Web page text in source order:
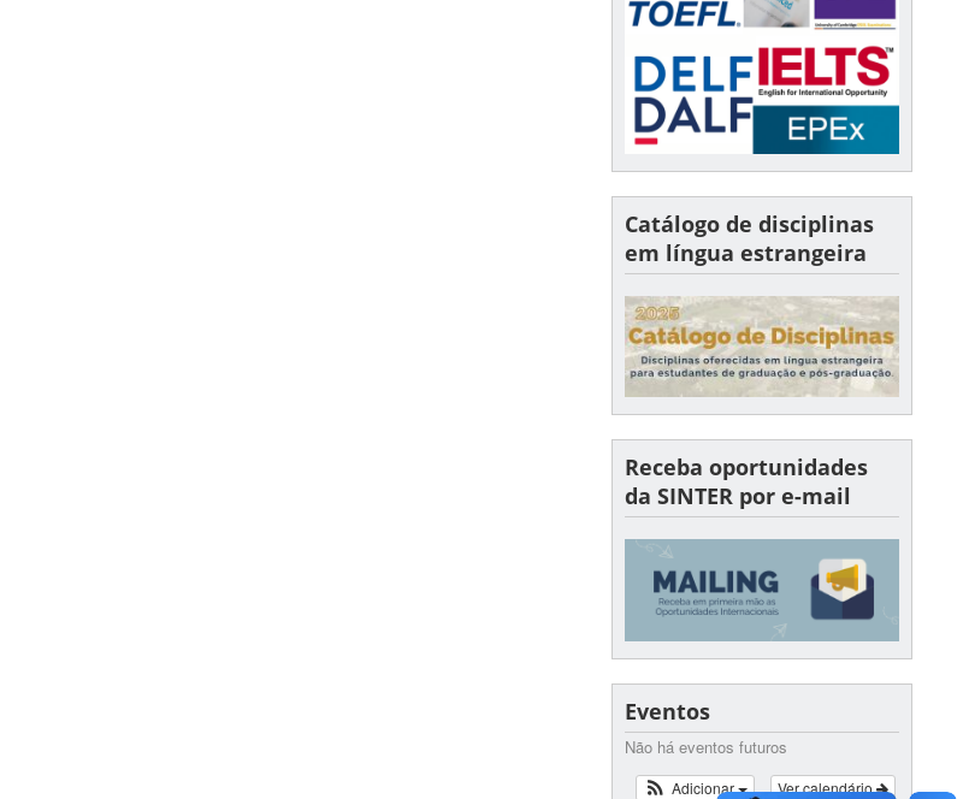
Catálogo de disciplinas
em língua estrangeira
Receba oportunidades
da SINTER por e-mail
Eventos
Não há eventos futuros
Ver calendário
Adicionar